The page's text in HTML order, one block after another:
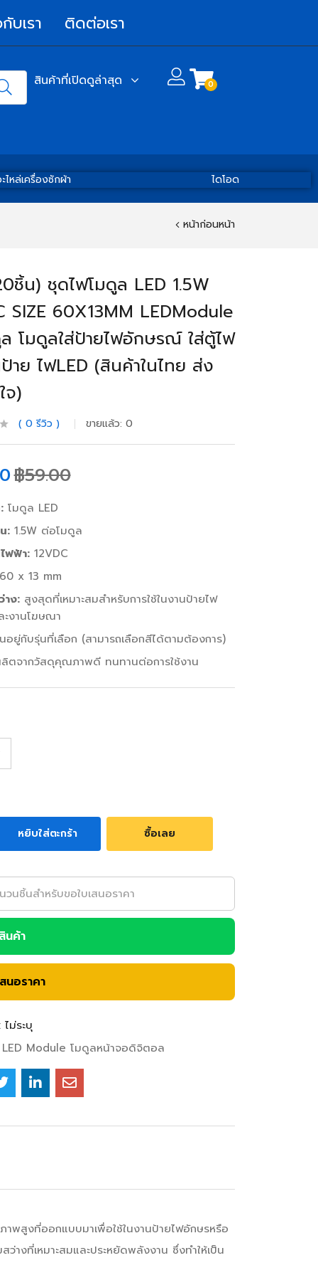
บเรา ติดต่อเรา
สินค้าที่เปิดดูล่าสุด 0
ไหล่เครื่องซักผ้า ไดโอด
หน้าก่อนหน้า
ชิ้น) ชุดไฟโมดูล LED 1.5W
SIZE 60X13MM LEDModule
โมดูลใส่ป้ายไฟอักษรณ์ ใส่ตู้ไฟ
าย ไฟLED (สินค้าในไทย ส่ง
จ)
0 รีวิว ขายแล้ว: 0
฿59.00
โมดูล LED
:1.5W ต่อโมดูล
ฟฟ้า:12VDC
x 13 mm
าง:สูงสุดที่เหมาะสมสำหรับการใช้ในงานป้ายไฟ
ะงานโฆษณา
ยู่กับรุ่นที่เลือก (สามารถเลือกสีได้ตามต้องการ)
ตจากวัสดุคุณภาพดี ทนทานต่อการใช้งาน
หยิบใส่ตะกร้า ซื้อเลย
นค้า
นอราคา
ไม่ระบุ
LED Module โมดูลหน้าจอดิจิตอล
พสูงที่ออกแบบมาเพื่อใช้ในงานป้ายไฟอักษรหรือ
งที่เหมาะสมและประหยัดพลังงาน ซึ่งทำให้เป็น